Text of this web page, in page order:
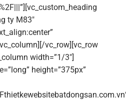
ty M83″
vc_row][vc_row
width=”1/3″]
height=”375px”